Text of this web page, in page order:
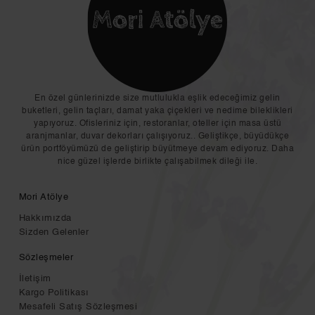
En özel günlerinizde size mutlulukla eşlik edeceğimiz gelin
buketleri, gelin taçları, damat yaka çiçekleri ve nedime bileklikleri
yapıyoruz. Ofisleriniz için, restoranlar, oteller için masa üstü
aranjmanlar, duvar dekorları çalışıyoruz.. Geliştikçe, büyüdükçe
ürün portföyümüzü de geliştirip büyütmeye devam ediyoruz. Daha
nice güzel işlerde birlikte çalışabilmek dileği ile.
Mori Atölye
Hakkımızda
Sizden Gelenler
Sözleşmeler
İletişim
Kargo Politikası
Mesafeli Satış Sözleşmesi